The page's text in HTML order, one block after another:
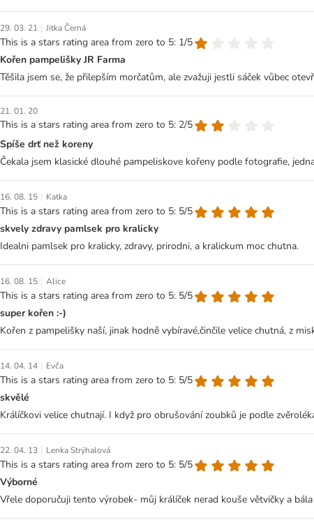
29. 03. 21 | Jitka Černá
This is a stars rating area from zero to 5: 1/5
Kořen pampelišky JR Farma
Těšila jsem se, že přilepším morčatům, ale zvažuji jestli sáček vůbec
21. 01. 20
This is a stars rating area from zero to 5: 2/5
Spíše drť než koreny
Čekala jsem klasické dlouhé pampeliskove kořeny podle fotografie,
16. 08. 15 | Katka
This is a stars rating area from zero to 5: 5/5
skvely zdravy pamlsek pro kralicky
Idealni pamlsek pro kralicky, zdravy, prirodni, a kralickum moc chutna.
16. 08. 15 | Alice
This is a stars rating area from zero to 5: 5/5
super kořen :-)
Kořen z pampelišky naší, jinak hodně vybíravé,činčile velice chutná, z
14. 04. 14 | Evča
This is a stars rating area from zero to 5: 5/5
skvělé
Králíčkovi velice chutnají. I když pro obrušování zoubků je podle
22. 04. 13 | Lenka Strýhalová
This is a stars rating area from zero to 5: 5/5
Výborné
Vřele doporučuji tento výrobek- můj králíček nerad kouše větvičky a